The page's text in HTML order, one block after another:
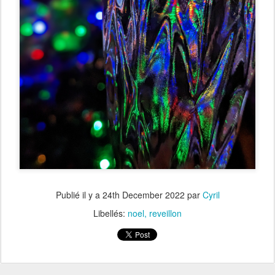
Publié il y a 24th December 2022 par Cyril
Libellés: noel reveillon